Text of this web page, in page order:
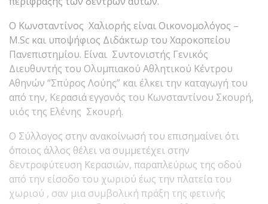
Ο Κωνσταντίνος Χαλιορής είναι Οικονομολόγος –
M.Sc και υποψήφιος Διδάκτωρ του Χαροκοπείου
Πανεπιστημίου. Είναι Συντονιστής Γενικός
Διευθυντής του Ολυμπιακού Αθλητικού Κέντρου
Αθηνών “Σπύρος Λούης” και έλκει την καταγωγή του
από την, Κερασιά εγγονός του Κωνσταντίνου Σκουρή,
υιός της Ελένης Σκουρή.
Ο Σύλλογος στην ανακοίνωσή του επισημαίνει ότι
όποιος άλλος θέλει να συμμετέχει στην
δεντροφύτευση Κερασιών, παραπλεύρως της οδού
από την είσοδο του χωριού έως την πλατεία του
χωριού , σαν μια συμβολική πράξη της φετινής